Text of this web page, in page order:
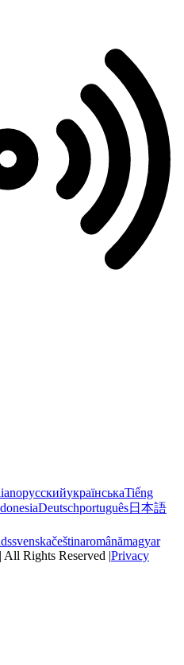
русскийукраїнськаTiếng
Deutschportuguês日本語
svenskačeštinaromânămagyar
Rights Reserved |Privacy